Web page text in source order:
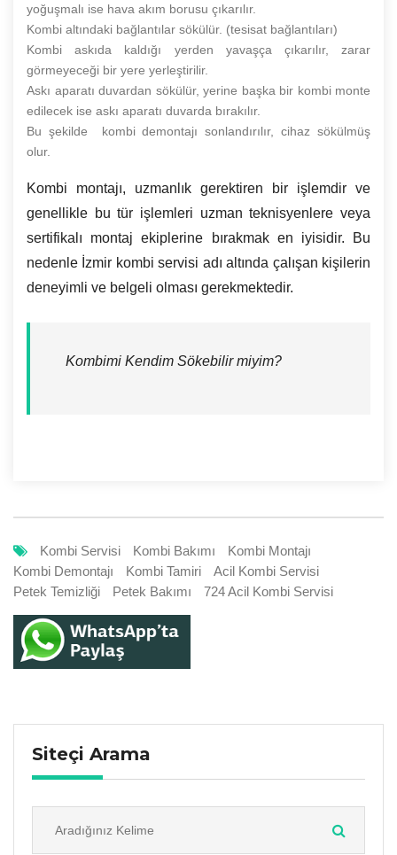
yoğuşmalı ise hava akım borusu çıkarılır.
Kombi altındaki bağlantılar sökülür. (tesisat bağlantıları)
Kombi askıda kaldığı yerden yavaşça çıkarılır, zarar
görmeyeceği bir yere yerleştirilir.
Askı aparatı duvardan sökülür, yerine başka bir kombi monte
edilecek ise askı aparatı duvarda bırakılır.
Bu şekilde kombi demontajı sonlandırılır, cihaz sökülmüş
olur.
Kombi montajı, uzmanlık gerektiren bir işlemdir ve
genellikle bu tür işlemleri uzman teknisyenlere veya
sertifikalı montaj ekiplerine bırakmak en iyisidir. Bu
nedenle İzmir kombi servisi adı altında çalışan kişilerin
deneyimli ve belgeli olması gerekmektedir.
Kombimi Kendim Sökebilir miyim?
Kombi Servisi Kombi Bakımı
Kombi Montajı
Kombi Demontajı
Kombi Tamiri
Acil Kombi Servisi
Petek Temizliği
Petek Bakımı 724 Acil Kombi Servisi
Siteçi Arama